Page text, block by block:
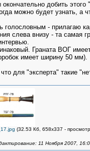
окончательно добить
можно будет узнать, а
голословным - прилагаю
слева внизу - та самая
Граната ВОГ
имеет ширину 50 мм).
для "эксперта" такие
(32.53 Кб, 658x337 -
11 Ноября 2007,